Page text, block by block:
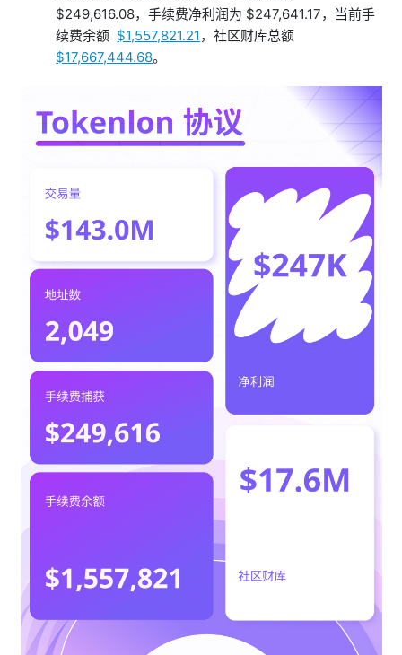
$249,616.08，手续费净利润为 $247,641.17，当前手
续费余额 $1,557,821.21 ，社区财库总额
$17,667,444.68。